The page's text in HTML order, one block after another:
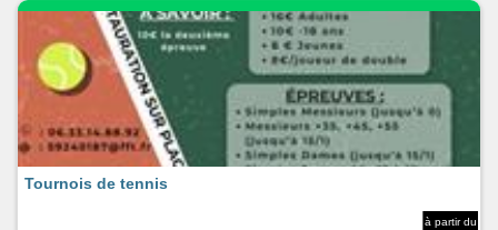
à partir du
Tournois de tennis